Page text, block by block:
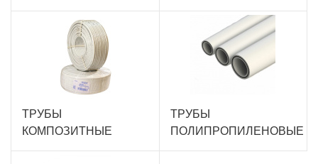
ТРУБЫ
КОМПОЗИТНЫЕ
ТРУБЫ
ПОЛИПРОПИЛЕНОВЫЕ